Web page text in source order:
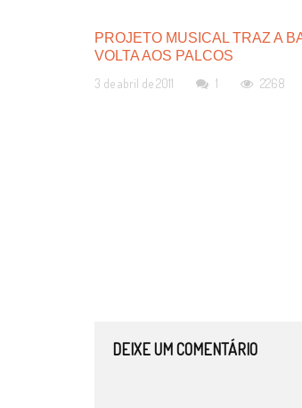
PROJETO MUSICAL TRAZ A
VOLTA AOS PALCOS
3 de abril de 2011
1 2268
DEIXE UM COMENTÁRIO